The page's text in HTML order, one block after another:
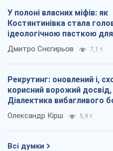
У полоні власних міфів: як
Костянтинівка стала
ідеологічною пасткою
окупантів
Дмитро Снєгирьов 7,1 т.
Рекрутинг: оновлений і,
корисний ворожий
Діалектика вибагливого
Олександр Кірш 5,9 т.
Всі думки